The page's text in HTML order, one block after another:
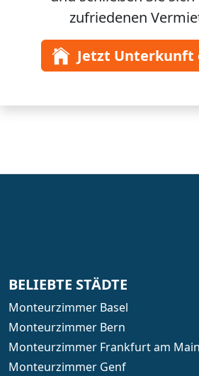
zufriedenen
Jetzt Unterkunft
BELIEBTE STÄDTE
Monteurzimmer Basel
Monteurzimmer Bern
Monteurzimmer Frankfurt am Main
Monteurzimmer Genf